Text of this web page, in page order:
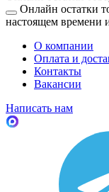
Онлайн остатки
настоящем времени и
О компании
Оплата и
Контакты
Вакансии
Написать нам